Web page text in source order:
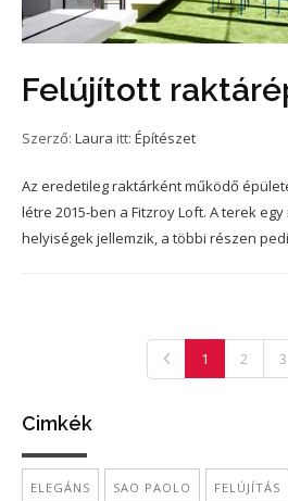
Felújított
Szerző: Laura itt: Építészet
Az eredetileg raktárként működő
létre 2015-ben a Fitzroy Loft. A terek
helyiségek jellemzik, a többi részen
1 2 3
Cimkék
ELEGÁNS SAO PAOLO FELÚJÍTÁS